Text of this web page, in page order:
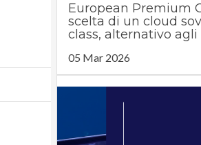
European Premium
scelta di un cloud
class, alternativo
05 Mar 2026